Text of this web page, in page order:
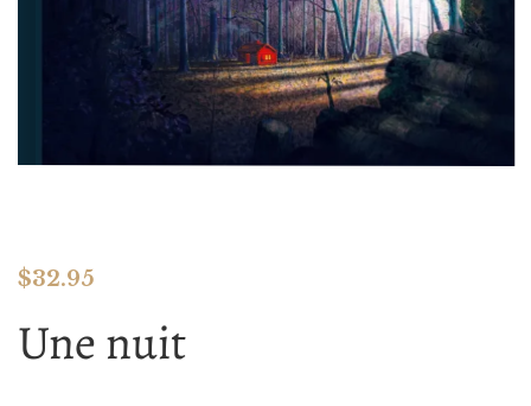
$32.95
Une nuit